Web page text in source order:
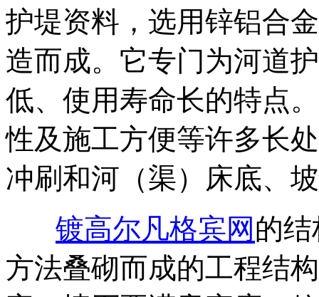
护堤资料，选用锌铝合
造而成。它专门为河道
低、使用寿命长的特点
性及施工方便等许多长
冲刷和河（渠）床底、
镀高尔凡格宾网 的
方法叠砌而成的工程结